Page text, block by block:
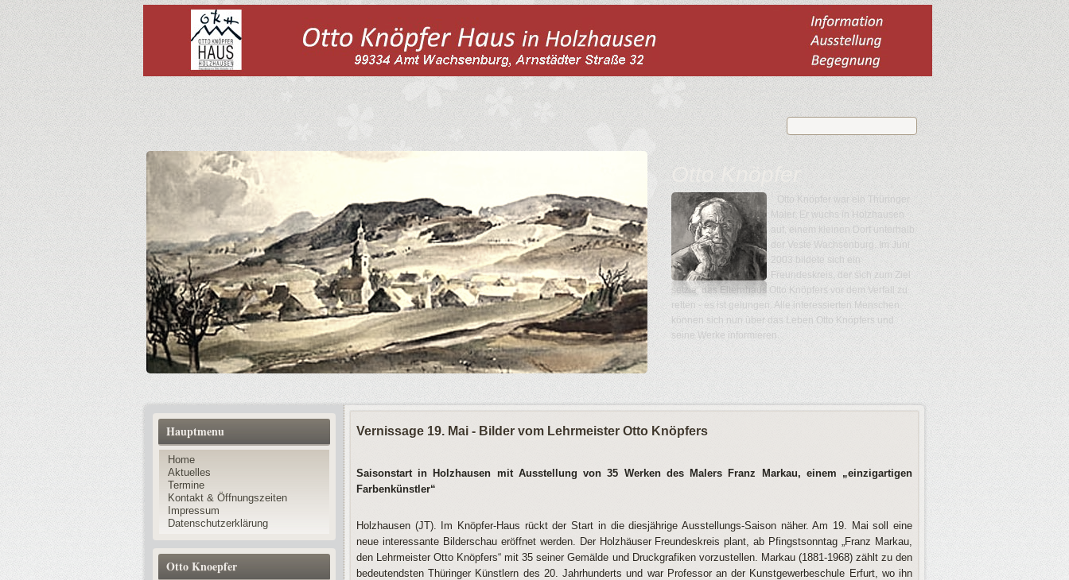
Otto Knöpfer
Otto Knöpfer war ein Thüringer
Maler. Er wuchs in Holzhausen
auf, einem kleinen Dorf unterhalb
der Veste Wachsenburg. Im Juni
2003 bildete sich ein
Freundeskreis, der sich zum Ziel
setzte, das Elternhaus Otto Knöpfers vor dem Verfall zu
retten - es ist gelungen. Alle interessierten Menschen
können sich nun über das Leben Otto Knöpfers und
seine Werke informieren.
Hauptmenu
Home
Aktuelles
Termine
Kontakt & Öffnungszeiten
Impressum
Datenschutzerklärung
Otto Knoepfer
Vernissage 19. Mai - Bilder vom Lehrmeister Otto Knöpfers
Saisonstart in Holzhausen mit Ausstellung von 35 Werken des Malers Franz Markau, einem „einzigartigen
Farbenkünstler“
Holzhausen (JT).
Im Knöpfer-Haus rückt der Start in die diesjährige Ausstellungs-Saison näher. Am 19. Mai soll eine
neue interessante Bilderschau eröffnet werden. Der Holzhäuser Freundeskreis plant, ab Pfingstsonntag „Franz Markau,
den Lehrmeister Otto Knöpfers“ mit 35 seiner Gemälde und Druckgrafiken vorzustellen. Markau (1881-1968) zählt zu den
bedeutendsten Thüringer Künstlern des 20. Jahrhunderts und war Professor an der Kunstgewerbeschule Erfurt, wo ihn